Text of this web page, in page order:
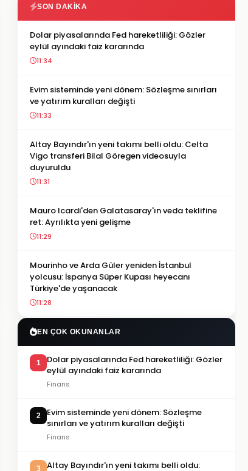
SON DAKIKA
Dolar piyasalarında Fed hareketliliği: Gözler
eylül ayındaki faiz kararında
11:34
Evim sisteminde yeni dönem: Sözleşme sınırları
ve yatırım kuralları değişti
11:33
Altay Bayındır'ın yeni takımı belli oldu: Celta
Vigo transferi Bilal Göregen videosuyla
duyuruldu
11:31
Mauro Icardi'den Galatasaray'ın veda teklifine
ret: Ayrılıkta yeni gelişme
11:29
Mourinho ve Arda Güler yeniden İstanbul
yolcusu: İspanya Süper Kupası heyecanı
Türkiye'de yaşanacak
11:28
EN ÇOK OKUNANLAR
1
Dolar piyasalarında Fed hareketliliği: Gözler
eylül ayındaki faiz kararında
Finans
2
Evim sisteminde yeni dönem: Sözleşme
sınırları ve yatırım kuralları değişti
Finans
3
Altay Bayındır'ın yeni takımı belli oldu: